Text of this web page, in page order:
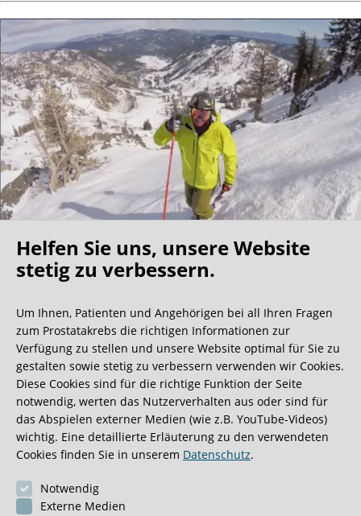
Oh what a ride!
Wir bekommen ja viele tolle Gästebucheinträge,
aber dieser ist doch sehr ungewöhnlich.
0:40 Minuten
Helfen Sie uns, unsere Website
stetig zu verbessern.
Um Ihnen, Patienten und Angehörigen bei all Ihren Fragen
zum Prostatakrebs die richtigen Informationen zur
Verfügung zu stellen und unsere Website optimal für Sie zu
gestalten sowie stetig zu verbessern verwenden wir Cookies.
Diese Cookies sind für die richtige Funktion der Seite
notwendig, werten das Nutzerverhalten aus oder sind für
das Abspielen externer Medien (wie z.B. YouTube-Videos)
wichtig. Eine detaillierte Erläuterung zu den verwendeten
Cookies finden Sie in unserem Datenschutz.
Notwendig
Externe Medien